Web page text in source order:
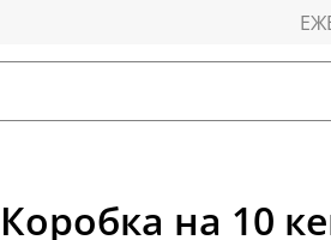
Коробка на 10